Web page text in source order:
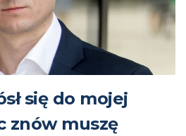
się do mojej
znów muszę